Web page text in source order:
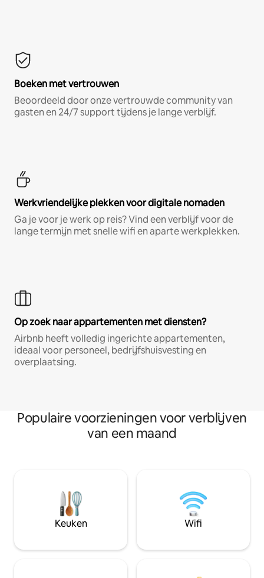
Boeken met vertrouwen
Beoordeeld door onze vertrouwde community van
gasten en 24/7 support tijdens je lange verblijf.
Werkvriendelijke plekken voor digitale nomaden
Ga je voor je werk op reis? Vind een verblijf voor de
lange termijn met snelle wifi en aparte werkplekken.
Op zoek naar appartementen met diensten?
Airbnb heeft volledig ingerichte appartementen,
ideaal voor personeel, bedrijfshuisvesting en
overplaatsing.
Populaire voorzieningen voor verblijven
van een maand
Keuken Wifi